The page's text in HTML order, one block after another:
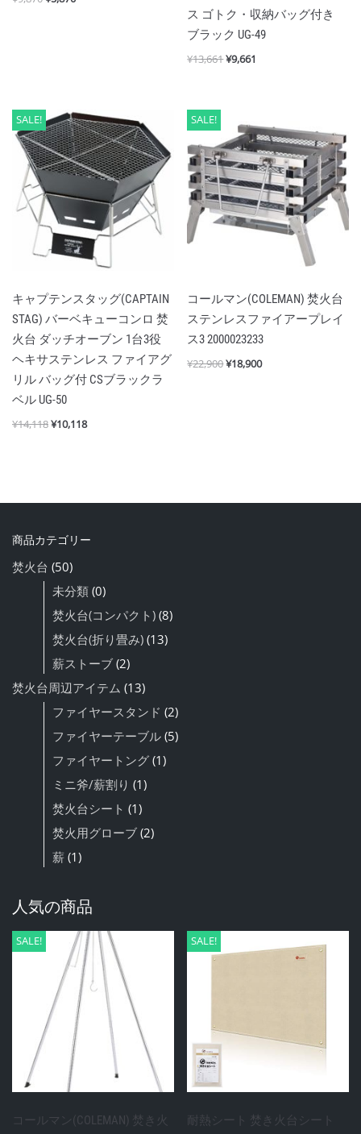
ス ゴトク・収納バッグ付き
ブラック UG-49
¥13,661¥9,661
SALE!
キャプテンスタッグ(CAPTAIN
STAG) バーベキューコンロ 焚
火台 ダッチオーブン 1台3役
ヘキサステンレス ファイアグ
リル バッグ付 CSブラックラ
ベル UG-50
¥14,118¥10,118
SALE!
コールマン(COLEMAN) 焚火台
ステンレスファイアープレイ
ス3 2000023233
¥22,900¥18,900
商品カテゴリー
焚火台 (50)
未分類 (0)
焚火台(コンパクト) (8)
焚火台(折り畳み) (13)
薪ストーブ (2)
焚火台周辺アイテム (13)
ファイヤースタンド (2)
ファイヤーテーブル (5)
ファイヤートング (1)
ミニ斧/薪割り (1)
焚火台シート (1)
焚火用グローブ (2)
薪 (1)
人気の商品
SALE!
コールマン(COLEMAN) 焚き火
SALE!
耐熱シート 焚き火台シート